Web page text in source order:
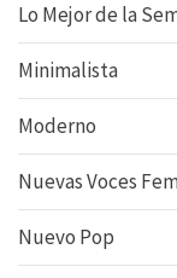
Lo Mejor de la
Minimalista
Moderno
Nuevas Voces
Nuevo Pop